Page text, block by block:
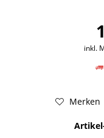
inkl.
Merken